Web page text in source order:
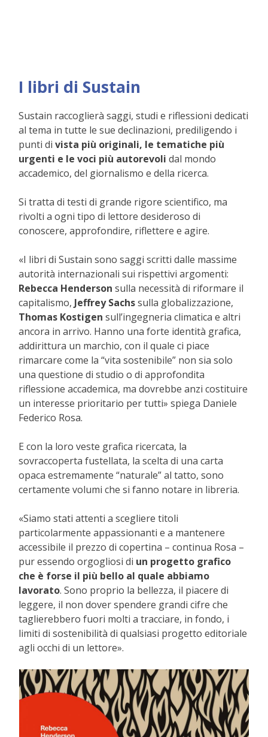
I libri di Sustain
Sustain raccoglierà saggi, studi e riflessioni dedicati
al tema in tutte le sue declinazioni, prediligendo i
punti di vista più originali, le tematiche più
urgenti e le voci più autorevoli dal mondo
accademico, del giornalismo e della ricerca.
Si tratta di testi di grande rigore scientifico, ma
rivolti a ogni tipo di lettore desideroso di
conoscere, approfondire, riflettere e agire.
«I libri di Sustain sono saggi scritti dalle massime
autorità internazionali sui rispettivi argomenti:
Rebecca Henderson sulla necessità di riformare il
capitalismo, Jeffrey Sachssulla globalizzazione,
Thomas Kostigen sull’ingegneria climatica e altri
ancora in arrivo. Hanno una forte identità grafica,
addirittura un marchio, con il quale ci piace
rimarcare come la “vita sostenibile” non sia solo
una questione di studio o di approfondita
riflessione accademica, ma dovrebbe anzi costituire
un interesse prioritario per tutti» spiega Daniele
Federico Rosa.
E con la loro veste grafica ricercata, la
sovraccoperta fustellata, la scelta di una carta
opaca estremamente “naturale” al tatto, sono
certamente volumi che si fanno notare in libreria.
«Siamo stati attenti a scegliere titoli
particolarmente appassionanti e a mantenere
accessibile il prezzo di copertina – continua Rosa –
pur essendo orgogliosi di un progetto grafico
che è forse il più bello al quale abbiamo
lavorato. Sono proprio la bellezza, il piacere di
leggere, il non dover spendere grandi cifre che
taglierebbero fuori molti a tracciare, in fondo, i
limiti di sostenibilità di qualsiasi progetto editoriale
agli occhi di un lettore».